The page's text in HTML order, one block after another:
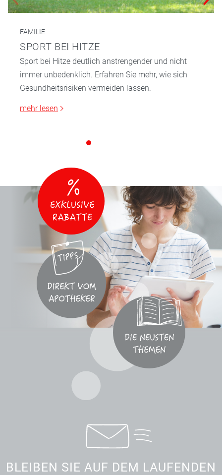
FAMILIE
SPORT BEI HITZE
Sport bei Hitze deutlich anstrengender und nicht
immer unbedenklich. Erfahren Sie mehr, wie sich
Gesundheitsrisiken vermeiden lassen.
mehr lesen
BLEIBEN SIE AUF DEM LAUFENDEN